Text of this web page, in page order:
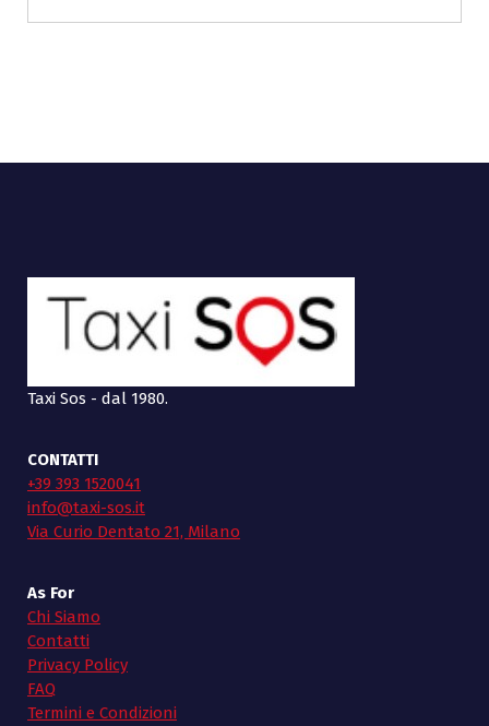
Taxi Sos - dal 1980.
CONTATTI
+39 393 1520041
info@taxi-sos.it
Via Curio Dentato 21, Milano
As For
Chi Siamo
Contatti
Privacy Policy
FAQ
Termini e Condizioni